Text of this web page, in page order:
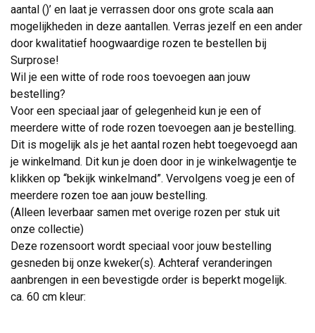
aantal ()’ en laat je verrassen door ons grote scala aan
mogelijkheden in deze aantallen. Verras jezelf en een ander
door kwalitatief hoogwaardige rozen te bestellen bij
Surprose!
Wil je een witte of rode roos toevoegen aan jouw
bestelling?
Voor een speciaal jaar of gelegenheid kun je een of
meerdere witte of rode rozen toevoegen aan je bestelling.
Dit is mogelijk als je het aantal rozen hebt toegevoegd aan
je winkelmand. Dit kun je doen door in je winkelwagentje te
klikken op “bekijk winkelmand”. Vervolgens voeg je een of
meerdere rozen toe aan jouw bestelling.
(Alleen leverbaar samen met overige rozen per stuk uit
onze collectie)
Deze rozensoort wordt speciaal voor jouw bestelling
gesneden bij onze kweker(s). Achteraf veranderingen
aanbrengen in een bevestigde order is beperkt mogelijk.
ca. 60 cm kleur: